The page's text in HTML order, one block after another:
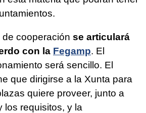
cooperación se articulará
con la Fegamp. El
será sencillo. El
que dirigirse a la Xunta para
quiere proveer, junto a
los requisitos, y la